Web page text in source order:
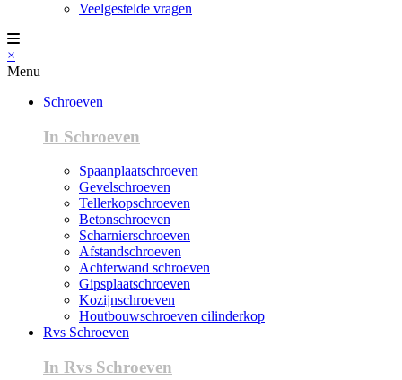
Veelgestelde vragen
×
Menu
Schroeven
In Schroeven
Spaanplaatschroeven
Gevelschroeven
Tellerkopschroeven
Betonschroeven
Scharnierschroeven
Afstandschroeven
Achterwand schroeven
Gipsplaatschroeven
Kozijnschroeven
Houtbouwschroeven cilinderkop
Rvs Schroeven
In Rvs Schroeven